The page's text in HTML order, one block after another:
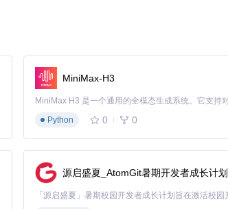
MiniMax-H3
Python
0 0
源启盛夏_AtomGit暑期开发者成长计划